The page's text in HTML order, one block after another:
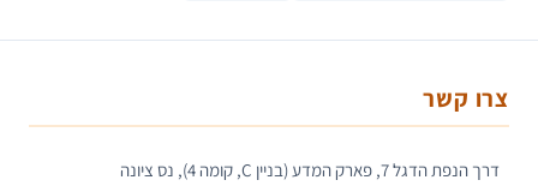
צרו קשר
דרך הנפת הדגל 7, פארק המדע (בניין C, קומה 4), נס ציונה